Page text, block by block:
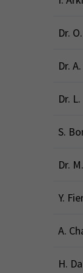
Dr.
Dr.
Dr.
S.
Dr.
Y.
A.
H.